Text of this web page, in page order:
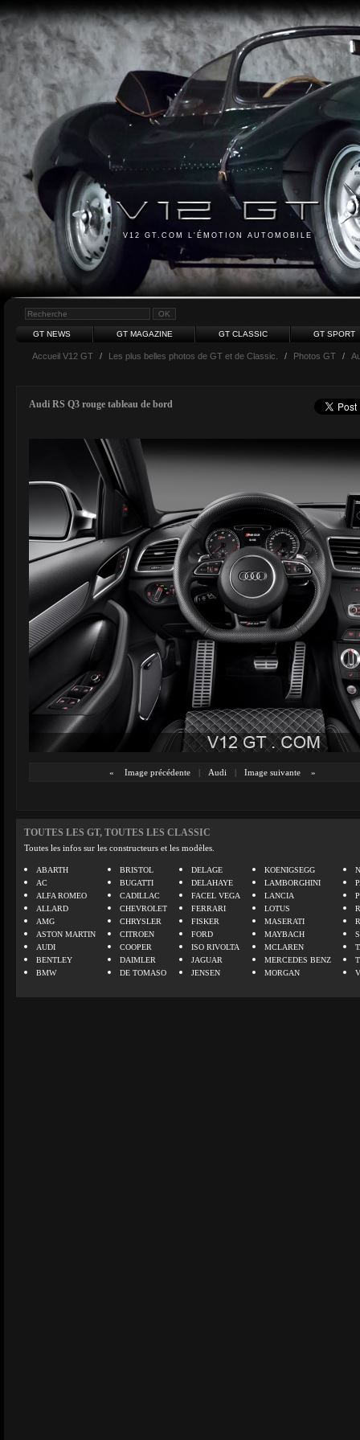
V12 GT.COM L'ÉMOTION AUTOMOBILE
GT NEWS GT MAGAZINE GT CLASSIC GT SPORT
Accueil V12 GT / Les plus belles photos de GT et de Classic. / Photos GT /
Audi RS Q3 rouge tableau de bord
« Image précédente | Audi | Image suivante »
TOUTES LES GT, TOUTES LES CLASSIC
Toutes les infos sur les constructeurs et les modèles.
ABARTH
AC
ALFA ROMEO
ALLARD
AMG
ASTON MARTIN
AUDI
BENTLEY
BMW
BRISTOL
BUGATTI
CADILLAC
CHEVROLET
CHRYSLER
CITROEN
COOPER
DAIMLER
DE TOMASO
DELAGE
DELAHAYE
FACEL VEGA
FERRARI
FISKER
FORD
ISO RIVOLTA
JAGUAR
JENSEN
KOENIGSEGG
LAMBORGHINI
LANCIA
LOTUS
MASERATI
MAYBACH
MCLAREN
MERCEDES BENZ
MORGAN